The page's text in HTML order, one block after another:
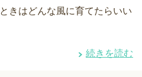
きはどんな風に育てたらいい
続きを読む